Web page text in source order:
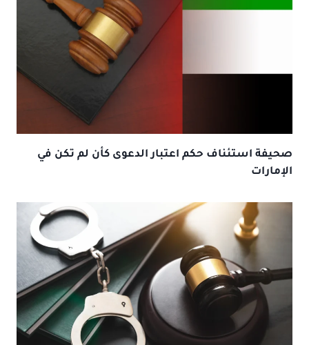
صحيفة استئناف حكم اعتبار الدعوى كأن لم تكن في
الإمارات